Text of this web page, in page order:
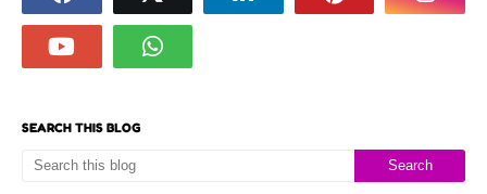
SEARCH THIS BLOG